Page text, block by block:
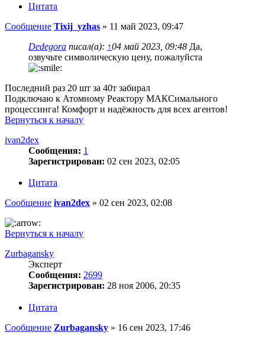
Цитата
Сообщение Tixij_yzhas » 11 май 2023, 09:47
Dedegora писал(а): ↑04 май 2023, 09:48 Да,
озвучьте символическую цену, пожалуйста
Последний раз 20 шт за 40т забирал
Подключаю к Атомному Реактору МАКСимального
процессинга! Комфорт и надёжность для всех агентов!
Вернуться к началу
ivan2dex
Сообщения: 1
Зарегистрирован: 02 сен 2023, 02:05
Цитата
Сообщение ivan2dex » 02 сен 2023, 02:08
Вернуться к началу
Zurbagansky
Эксперт
Сообщения: 2699
Зарегистрирован: 28 ноя 2006, 20:35
Цитата
Сообщение Zurbagansky » 16 сен 2023, 17:46